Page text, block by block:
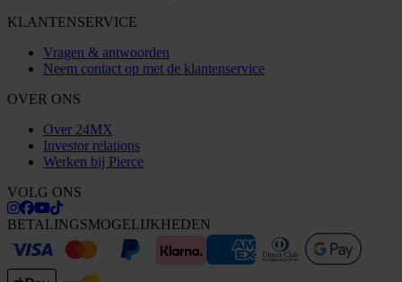
KLANTENSERVICE
Vragen & antwoorden
Neem contact op met de klantenservice
OVER ONS
Over 24MX
Investor relations
Werken bij Pierce
VOLG ONS
BETALINGSMOGELIJKHEDEN